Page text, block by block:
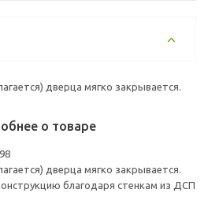
дверца мягко закрывается.
о товаре
дверца мягко закрывается.
благодаря стенкам из ДСП